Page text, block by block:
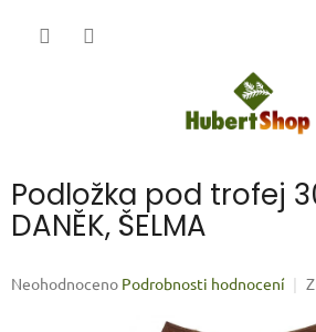
Podložka pod trofej
DANĚK, ŠELMA
Průměrné
Neohodnoceno Podrobnosti hodnocení